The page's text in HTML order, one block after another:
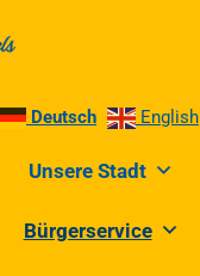
Deutsch English
Unsere Stadt
Bürgerservice